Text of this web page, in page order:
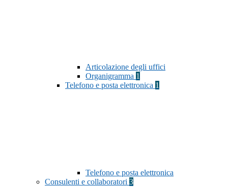
Articolazione degli uffici
Organigramma 1
Telefono e posta elettronica 1
Telefono e posta elettronica
Consulenti e collaboratori 3